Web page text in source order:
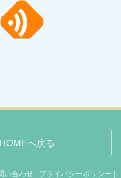
へ戻る
い合わせ| プライバシーポリシー